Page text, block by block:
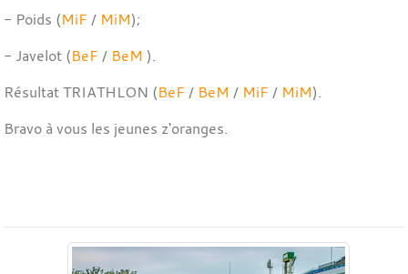
- Poids (MiF / MiM);
- Javelot (BeF / BeM ).
Résultat TRIATHLON (BeF / BeM / MiF / MiM).
Bravo à vous les jeunes z'oranges.